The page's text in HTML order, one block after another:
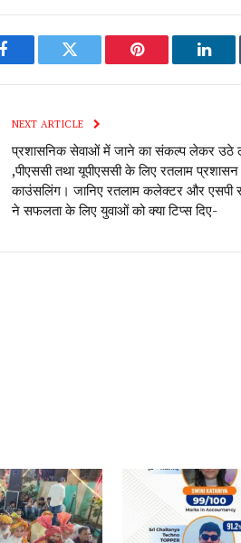
Facebook Twitter Pinterest
NEXT ARTICLE
प्रशासनिक सेवाओं में जाने का संकल्प लेकर उठे
,पीएससी तथा यूपीएससी के लिए रतलाम
काउंसलिंग। जानिए रतलाम कलेक्टर और एसपी
ने सफलता के लिए युवाओं को क्या टिप्स दिए-